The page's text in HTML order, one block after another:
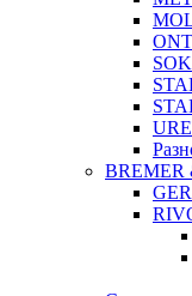
SOK
BREMER